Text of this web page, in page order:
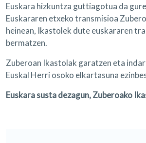
Euskara hizkuntza guttiagotua da
Euskararen etxeko transmisioa
heinean, Ikastolek dute euskararen
bermatzen.
Zuberoan Ikastolak garatzen eta
Euskal Herri osoko elkartasuna
Euskara susta dezagun, Zuberoako